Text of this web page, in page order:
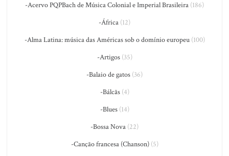
-Acervo PQPBach de Música Colonial e Imperial Brasileira (186)
-África (12)
-Alma Latina: música das Américas sob o domínio europeu(100)
-Artigos(35)
-Balaio de gatos (36)
-Bálcãs(4)
-Blues(14)
-Bossa Nova (22)
-Canção francesa (Chanson)(5)